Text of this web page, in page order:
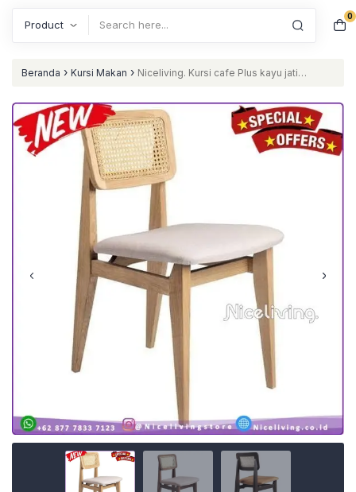
0
Beranda › Kursi Makan › Niceliving. Kursi cafe Plus kayu jati